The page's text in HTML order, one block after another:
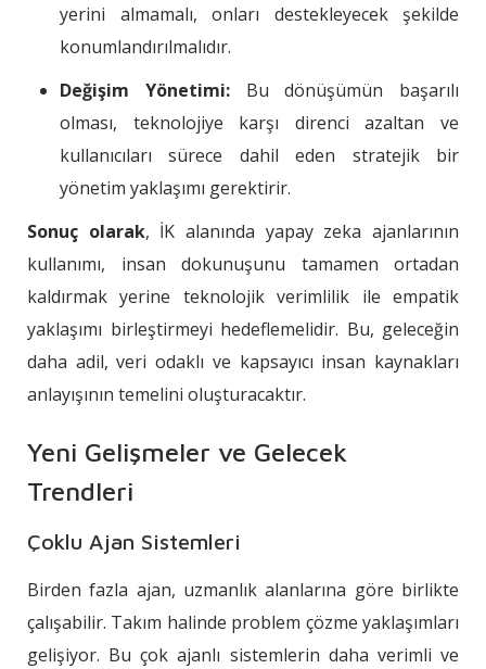
yerini almamalı, onları destekleyecek şekilde
konumlandırılmalıdır.
Değişim Yönetimi:Bu dönüşümün başarılı
olması, teknolojiye karşı direnci azaltan ve
kullanıcıları sürece dahil eden stratejik bir
yönetim yaklaşımı gerektirir.
Sonuç olarak, İK alanında yapay zeka ajanlarının
kullanımı, insan dokunuşunu tamamen ortadan
kaldırmak yerine teknolojik verimlilik ile empatik
yaklaşımı birleştirmeyi hedeflemelidir. Bu, geleceğin
daha adil, veri odaklı ve kapsayıcı insan kaynakları
anlayışının temelini oluşturacaktır.
Yeni Gelişmeler ve Gelecek
Trendleri
Çoklu Ajan Sistemleri
Birden fazla ajan, uzmanlık alanlarına göre birlikte
çalışabilir. Takım halinde problem çözme yaklaşımları
gelişiyor. Bu çok ajanlı sistemlerin daha verimli ve